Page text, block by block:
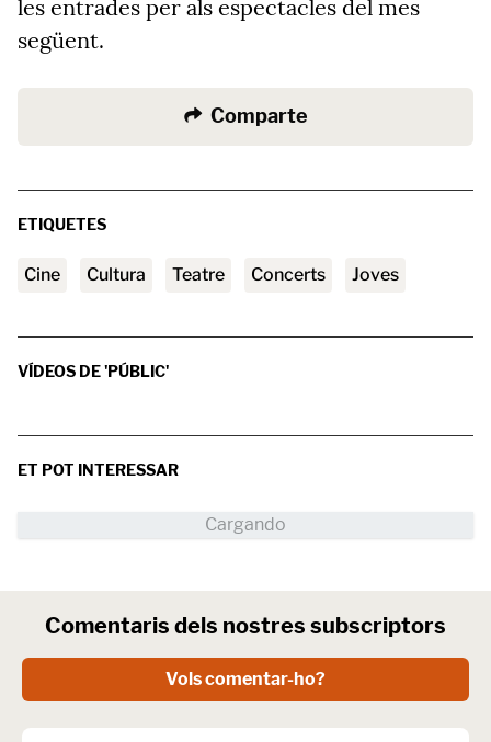
les entrades per als espectacles del mes
següent.
Comparte
ETIQUETES
cine Cultura teatre Concerts joves
VÍDEOS DE 'PÚBLIC'
ET POT INTERESSAR
Comentaris dels nostres subscriptors
Vols comentar-ho?